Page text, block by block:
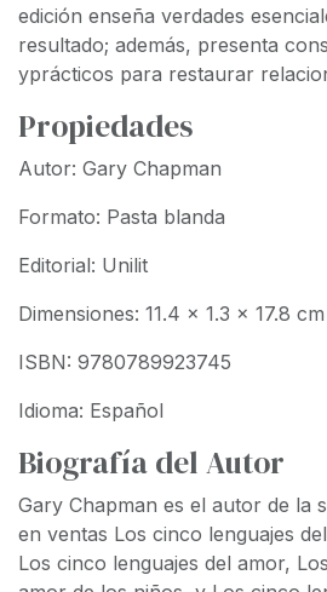
edición enseña verdades
resultado; además, presenta
yprácticos para restaurar
Propiedades
Autor: Gary Chapman
Formato: Pasta blanda
Editorial: Unilit
Dimensiones: 11.4 x 1.3 x 17.8 cm
ISBN: 9780789923745
Idioma: Español
Biografía del Autor
Gary Chapman es el autor de la
en ventas Los cinco lenguajes
Los cinco lenguajes del amor,